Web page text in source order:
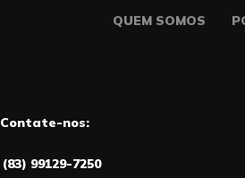
QUEM SOMOS
Contate-nos:
(83) 99129-7250